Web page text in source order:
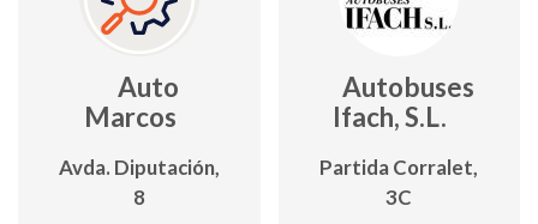
Auto
Marcos
Avda. Diputación,
8
Autobuses
Ifach, S.L.
Partida Corralet,
3C